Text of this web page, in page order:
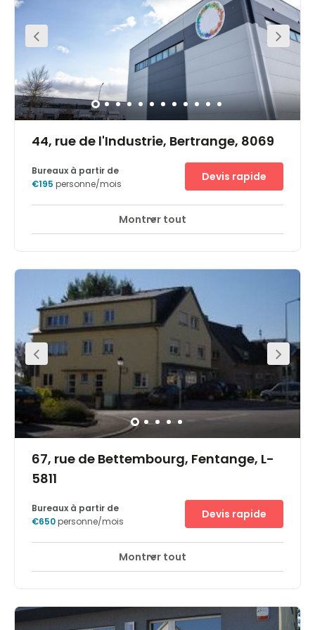
the area could not be easier, with the Bertrange train
station nearby, and several useful bus routes. Local
amenities can be found in abundance as well, providing
eating and shopping options for all working tenants.
44, rue de l'Industrie, Bertrange, 8069
Accès 24 heures sur 24 Espaces de détente
natural light, stylish furniture, and a range of useful
amenities. Members have free access to modern
meeting rooms. Breakout areas are available to take a
break with colleagues. Onsite staff will help your working
week run smoothly. Bertrange / Strassen train station is
located within close proximity to the office. You can hop
on the 27 bus on the doorstop of the office. Parking is
available onsite for your convenience.
Bureaux à partir de
€195 personne/mois
Devis rapide
Montrer tout
67, rue de Bettembourg, Fentange, L-
5811
Centre d'accueil de jour Salles de réunion
Autobahnen, in fünf Minuten Entfernung vom
Stadtzentrum Luxemburgs, nahe des Bahnhofes oder
Bureaux à partir de
€650personne/mois
Devis rapide
Montrer tout